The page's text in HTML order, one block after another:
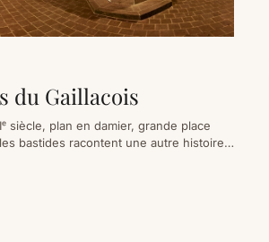
du Gaillacois
siècle, plan en damier, grande place
bastides racontent une autre histoire
et Cordes-sur-Ciel en sont les plus